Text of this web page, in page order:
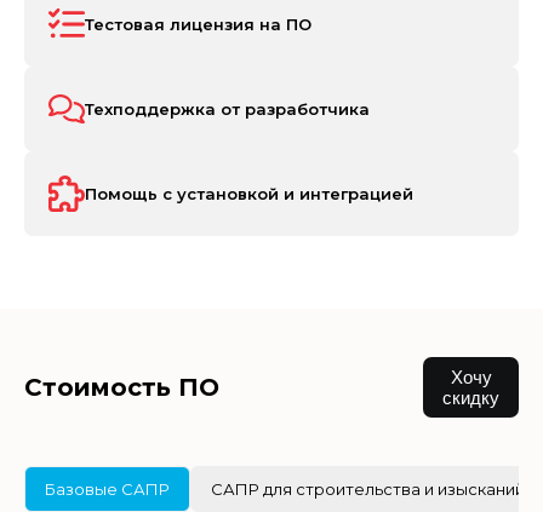
Тестовая лицензия на ПО
Техподдержка от разработчика
Помощь с установкой и интеграцией
Стоимость ПО
Хочу
скидку
Базовые САПР САПР для строительства и изысканий